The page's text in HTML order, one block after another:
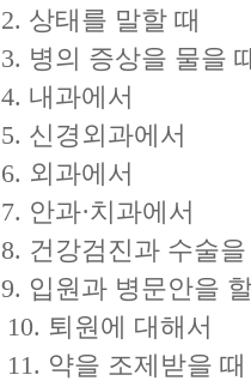
2. 상태를 말할 때
3. 병의 증상을 물을
4. 내과에서
5. 신경외과에서
6. 외과에서
7. 안과·치과에서
8. 건강검진과 수술
9. 입원과 병문안을
10. 퇴원에 대해서
11. 약을 조제받을 때